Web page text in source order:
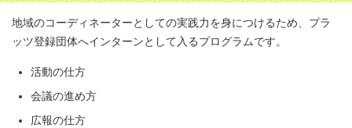
地域のコーディネーターとしての実践力を身につけるため、プラ
ッツ登録団体へインターンとして入るプログラムです。
活動の仕方
会議の進め方
広報の仕方